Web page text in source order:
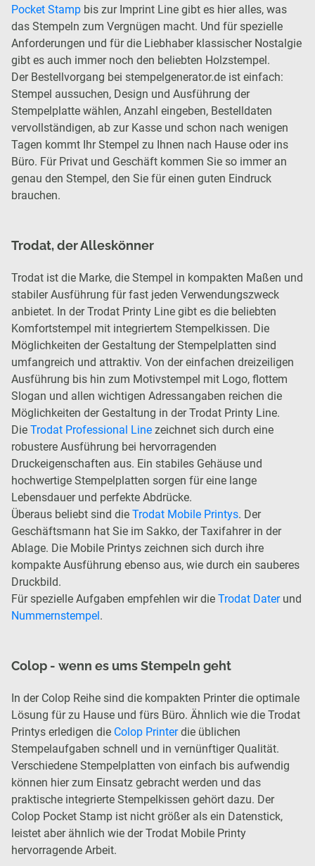
Pocket Stamp bis zur Imprint Line gibt es hier alles, was
das Stempeln zum Vergnügen macht. Und für spezielle
Anforderungen und für die Liebhaber klassischer Nostalgie
gibt es auch immer noch den beliebten Holzstempel.
Der Bestellvorgang bei stempelgenerator.de ist einfach:
Stempel aussuchen, Design und Ausführung der
Stempelplatte wählen, Anzahl eingeben, Bestelldaten
vervollständigen, ab zur Kasse und schon nach wenigen
Tagen kommt Ihr Stempel zu Ihnen nach Hause oder ins
Büro. Für Privat und Geschäft kommen Sie so immer an
genau den Stempel, den Sie für einen guten Eindruck
brauchen.
Trodat, der Alleskönner
Trodat ist die Marke, die Stempel in kompakten Maßen und
stabiler Ausführung für fast jeden Verwendungszweck
anbietet. In der Trodat Printy Line gibt es die beliebten
Komfortstempel mit integriertem Stempelkissen. Die
Möglichkeiten der Gestaltung der Stempelplatten sind
umfangreich und attraktiv. Von der einfachen dreizeiligen
Ausführung bis hin zum Motivstempel mit Logo, flottem
Slogan und allen wichtigen Adressangaben reichen die
Möglichkeiten der Gestaltung in der Trodat Printy Line.
Die Trodat Professional Line zeichnet sich durch eine
robustere Ausführung bei hervorragenden
Druckeigenschaften aus. Ein stabiles Gehäuse und
hochwertige Stempelplatten sorgen für eine lange
Lebensdauer und perfekte Abdrücke.
Überaus beliebt sind die Trodat Mobile Printys. Der
Geschäftsmann hat Sie im Sakko, der Taxifahrer in der
Ablage. Die Mobile Printys zeichnen sich durch ihre
kompakte Ausführung ebenso aus, wie durch ein sauberes
Druckbild.
Für spezielle Aufgaben empfehlen wir die Trodat Daterund
Nummernstempel.
Colop - wenn es ums Stempeln geht
In der Colop Reihe sind die kompakten Printer die optimale
Lösung für zu Hause und fürs Büro. Ähnlich wie die Trodat
Printys erledigen die Colop Printerdie üblichen
Stempelaufgaben schnell und in vernünftiger Qualität.
Verschiedene Stempelplatten von einfach bis aufwendig
können hier zum Einsatz gebracht werden und das
praktische integrierte Stempelkissen gehört dazu. Der
Colop Pocket Stamp ist nicht größer als ein Datenstick,
leistet aber ähnlich wie der Trodat Mobile Printy
hervorragende Arbeit.